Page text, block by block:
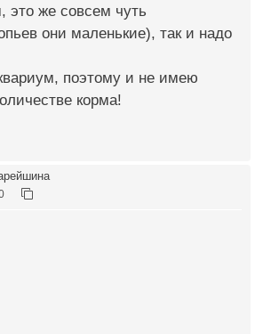
это же совсем чуть
они маленькие), так и надо
поэтому и не имею
корма!